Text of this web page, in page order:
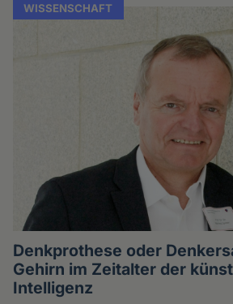
WISSENSCHAFT
Denkprothese oder
Gehirn im Zeitalter der
Intelligenz